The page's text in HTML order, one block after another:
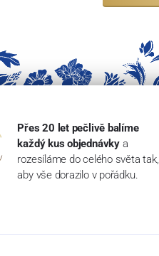
Přes 20 let pečlivě balíme
každý kus objednávky a
rozesíláme do celého světa tak,
aby vše dorazilo v pořádku.